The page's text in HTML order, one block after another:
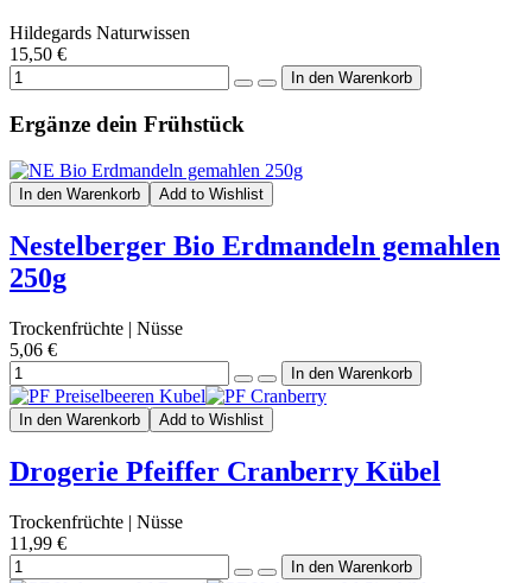
Hildegards Naturwissen
15,50 €
Ergänze dein Frühstück
In den Warenkorb Add to Wishlist
Nestelberger Bio Erdmandeln gemahlen
250g
Trockenfrüchte | Nüsse
5,06 €
In den Warenkorb Add to Wishlist
Drogerie Pfeiffer Cranberry Kübel
Trockenfrüchte | Nüsse
11,99 €